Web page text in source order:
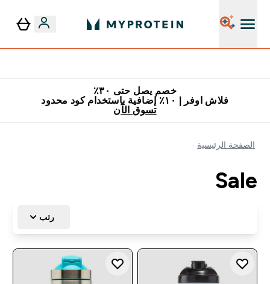
خصم يصل حتى ٣٠٪
فلاش اوفر | ١٠٪ إضافية باستخدام كود محدود
تسوق الآن
الصفحة الرئيسية
Sale
رتب